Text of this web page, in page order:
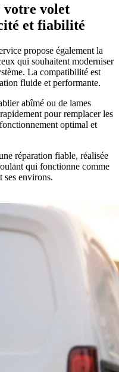
votre volet
et fiabilité
propose également la
qui souhaitent moderniser
La compatibilité est
fluide et performante.
abîmé ou de lames
pour remplacer les
optimal et
réparation fiable, réalisée
qui fonctionne comme
ses environs.